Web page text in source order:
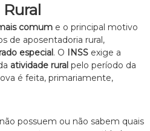
comume o principal motivo
de aposentadoria rural,
especial. O INSSexige a
atividade ruralpelo período da
é feita, primariamente,
possuem ou não sabem quais